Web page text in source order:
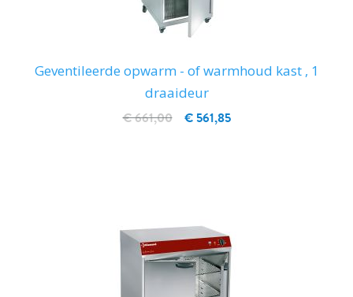
Geventileerde opwarm - of warmhoud kast , 1
draaideur
€ 561,85
€ 661,00